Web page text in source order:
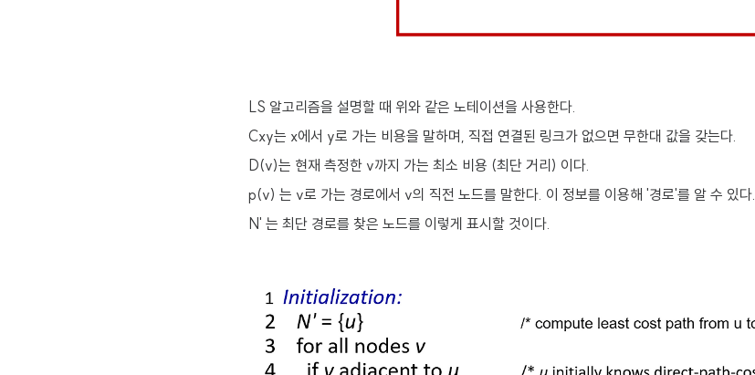
LS 알고리즘을 설명할 때 위와 같은 노테이션을 사용한다.
Cxy는 x에서 y로 가는 비용을 말하며, 직접 연결된 링크가 없으면 무한대 값을 갖는다.
D(v)는 현재 측정한 v까지 가는 최소 비용 (최단 거리) 이다.
p(v) 는 v로 가는 경로에서 v의 직전 노드를 말한다. 이 정보를 이용해 '경로'를 알 수 있다.
N' 는 최단 경로를 찾은 노드를 이렇게 표시할 것이다.